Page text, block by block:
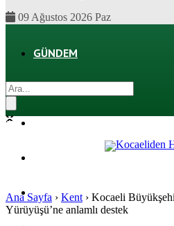
09 Ağustos 2026 Paz
GÜNDEM
SPOR
Ana Sayfa › Kent › Kocaeli
Yürüyüşü’ne anlamlı destek